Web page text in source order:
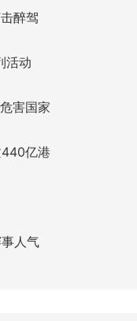
醉驾
活动
害国家
亿港
人气